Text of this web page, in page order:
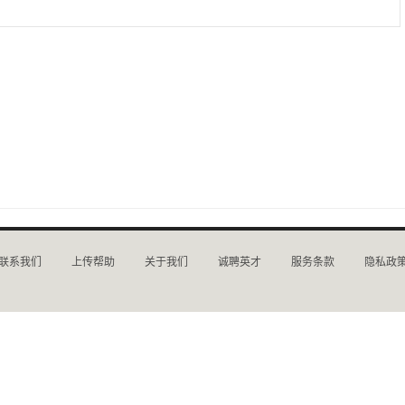
系我们 上传帮助 关于我们 诚聘英才 服务条款 隐私政